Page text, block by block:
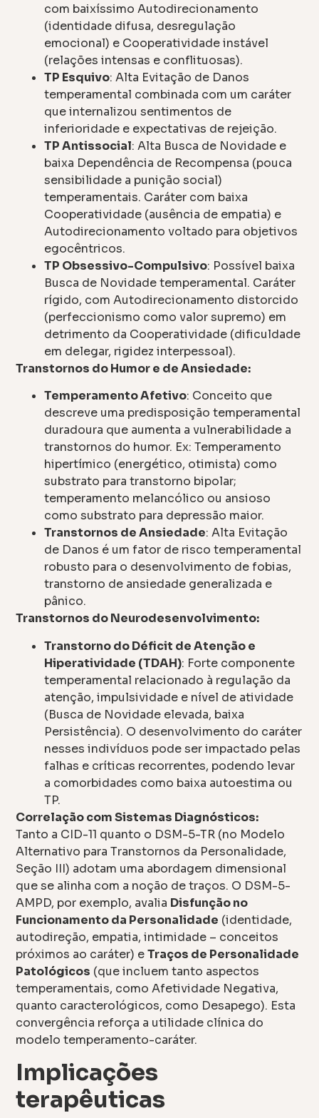
com baixíssimo Autodirecionamento
(identidade difusa, desregulação
emocional) e Cooperatividade instável
(relações intensas e conflituosas).
TP Esquivo: Alta Evitação de Danos
temperamental combinada com um caráter
que internalizou sentimentos de
inferioridade e expectativas de rejeição.
TP Antissocial: Alta Busca de Novidade e
baixa Dependência de Recompensa (pouca
sensibilidade a punição social)
temperamentais. Caráter com baixa
Cooperatividade (ausência de empatia) e
Autodirecionamento voltado para objetivos
egocêntricos.
TP Obsessivo-Compulsivo: Possível baixa
Busca de Novidade temperamental. Caráter
rígido, com Autodirecionamento distorcido
(perfeccionismo como valor supremo) em
detrimento da Cooperatividade (dificuldade
em delegar, rigidez interpessoal).
Transtornos do Humor e de Ansiedade:
Temperamento Afetivo: Conceito que
descreve uma predisposição temperamental
duradoura que aumenta a vulnerabilidade a
transtornos do humor. Ex: Temperamento
hipertímico (energético, otimista) como
substrato para transtorno bipolar;
temperamento melancólico ou ansioso
como substrato para depressão maior.
Transtornos de Ansiedade: Alta Evitação
de Danos é um fator de risco temperamental
robusto para o desenvolvimento de fobias,
transtorno de ansiedade generalizada e
pânico.
Transtornos do Neurodesenvolvimento:
Transtorno do Déficit de Atenção e
Hiperatividade (TDAH): Forte componente
temperamental relacionado à regulação da
atenção, impulsividade e nível de atividade
(Busca de Novidade elevada, baixa
Persistência). O desenvolvimento do caráter
nesses indivíduos pode ser impactado pelas
falhas e críticas recorrentes, podendo levar
a comorbidades como baixa autoestima ou
TP.
Correlação com Sistemas Diagnósticos:
Tanto a CID-11 quanto o DSM-5-TR (no Modelo
Alternativo para Transtornos da Personalidade,
Seção III) adotam uma abordagem dimensional
que se alinha com a noção de traços. O DSM-5-
AMPD, por exemplo, avalia Disfunção no
Funcionamento da Personalidade (identidade,
autodireção, empatia, intimidade – conceitos
próximos ao caráter) eTraços de Personalidade
Patológicos (que incluem tanto aspectos
temperamentais, como Afetividade Negativa,
quanto caracterológicos, como Desapego). Esta
convergência reforça a utilidade clínica do
modelo temperamento-caráter.
Implicações
terapêuticas